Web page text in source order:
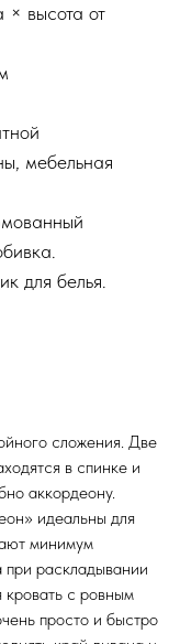
высота от
мебельная
для белья.
сложения. Две
в спинке и
аккордеону.
идеальны для
минимум
при раскладывании
кровать с ровным
просто и быстро